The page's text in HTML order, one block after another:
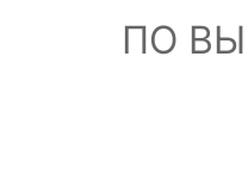
ПО